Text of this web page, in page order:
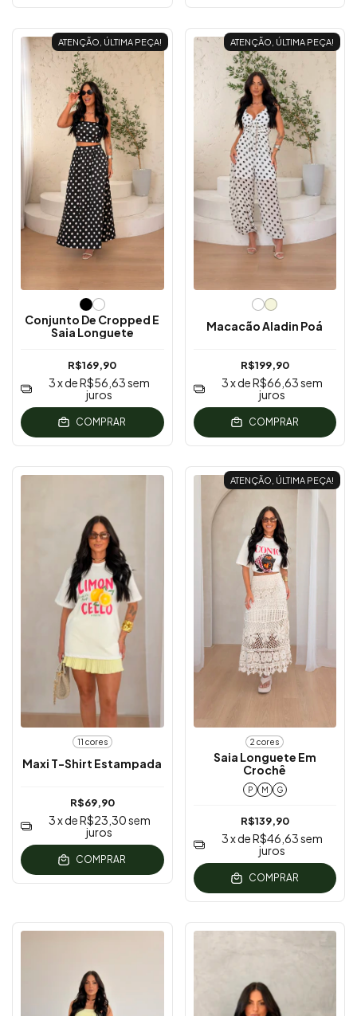
ATENÇÃO, ÚLTIMA PEÇA!
Conjunto De Cropped E
Saia Longuete
R$169,90
3x deR$56,63sem
juros
COMPRAR
ATENÇÃO, ÚLTIMA PEÇA!
Macacão Aladin Poá
R$199,90
3x deR$66,63sem
juros
COMPRAR
11 cores
Maxi T-Shirt Estampada
R$69,90
3x deR$23,30sem
juros
COMPRAR
ATENÇÃO, ÚLTIMA PEÇA!
2 cores
Saia Longuete Em
Crochê
P M G
R$139,90
3x deR$46,63sem
juros
COMPRAR